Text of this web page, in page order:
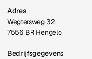
Adres
Wegtersweg 32
7556 BR Hengelo
Bedrijfsgegevens